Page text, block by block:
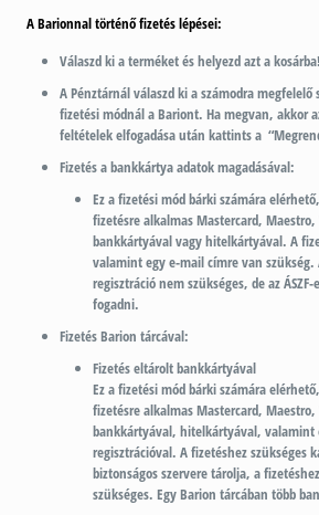
A Barionnal történő fizetés lépései:
Válaszd ki a terméket és helyezd azt a kosárba!
A Pénztárnál válaszd ki a számodra
fizetési módnál a Bariont. Ha megvan, akkor
feltételek elfogadása után kattints a
Fizetés a bankkártya adatok magadásával:
Ez a fizetési mód bárki számára
fizetésre alkalmas Mastercard,
bankkártyával vagy hitelkártyával. A
valamint egy e-mail címre van szükség.
regisztráció nem szükséges, de az
fogadni.
Fizetés Barion tárcával:
Fizetés eltárolt bankkártyával
Ez a fizetési mód bárki számára
fizetésre alkalmas Mastercard,
bankkártyával, hitelkártyával, valamint
regisztrációval. A fizetéshez szükséges
biztonságos szervere tárolja, a
szükséges. Egy Barion tárcában több